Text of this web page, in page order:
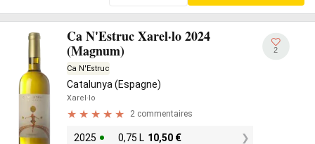
Ca N'Estruc Xarel·lo 2024
(Magnum)
Ca N'Estruc
Catalunya (Espagne)
Xarel·lo
2 commentaires
2025 0,75 L 10,50 €
2